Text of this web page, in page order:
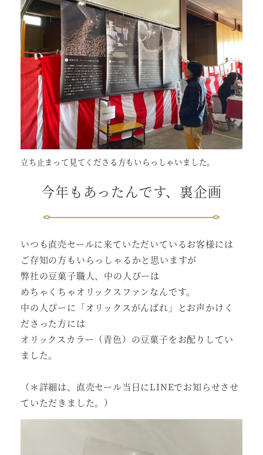
立ち止まって見てくださる方もいらっしゃいました。
今年もあったんです、裏企画
いつも直売セールに来ていただいているお客様には
ご存知の方もいらっしゃるかと思いますが
弊社の豆菓子職人、中の人ぴーは
めちゃくちゃオリックスファンなんです。
中の人ぴーに「オリックスがんばれ」とお声かけく
ださった方には
オリックスカラー（青色）の豆菓子をお配りしてい
ました。
（＊詳細は、直売セール当日にLINEでお知らせさせ
ていただきました。）